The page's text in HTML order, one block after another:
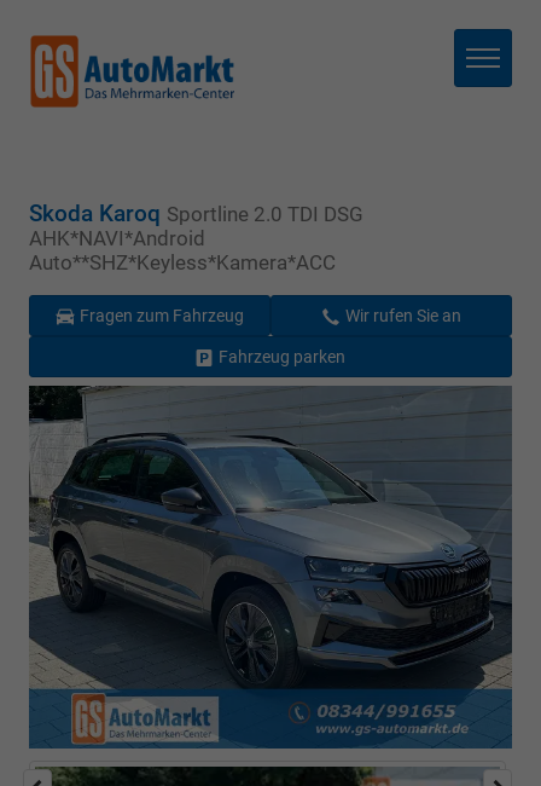
Menü
Skoda Karoq Sportline 2.0 TDI DSG
AHK*NAVI*Android
Auto**SHZ*Keyless*Kamera*ACC
Fragen zum Fahrzeug Wir rufen Sie an
Fahrzeug parken